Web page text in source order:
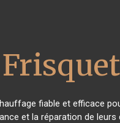
fiable et efficace
et la réparation de